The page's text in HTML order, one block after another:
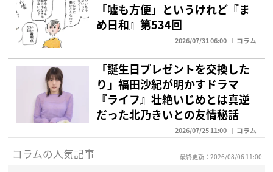
「嘘も方便」というけれど『ま
め日和』第534回
2026/07/31 06:00 コラム
「誕生日プレゼントを交換した
り」福田沙紀が明かすドラマ
『ライフ』壮絶いじめとは真逆
だった北乃きいとの友情秘話
2026/07/25 11:00 コラム
コラムの人気記事 最終更新：2026/08/06 11:00